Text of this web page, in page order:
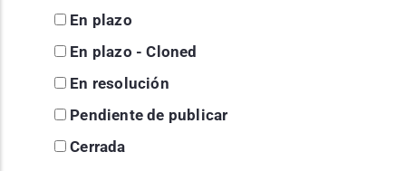
En plazo
En plazo - Cloned
En resolución
Pendiente de publicar
Cerrada